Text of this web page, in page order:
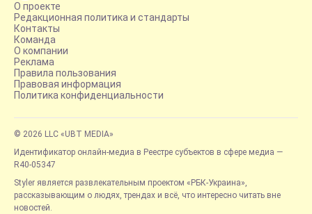
О проекте
Редакционная политика и стандарты
Контакты
Команда
О компании
Реклама
Правила пользования
Правовая информация
Политика конфиденциальности
© 2026 LLC «UBT MEDIA»
Идентификатор онлайн-медиа в Реестре субъектов в сфере медиа —
R40-05347
Styler является развлекательным проектом «РБК-Украина»,
рассказывающим о людях, трендах и всё, что интересно читать вне
новостей.